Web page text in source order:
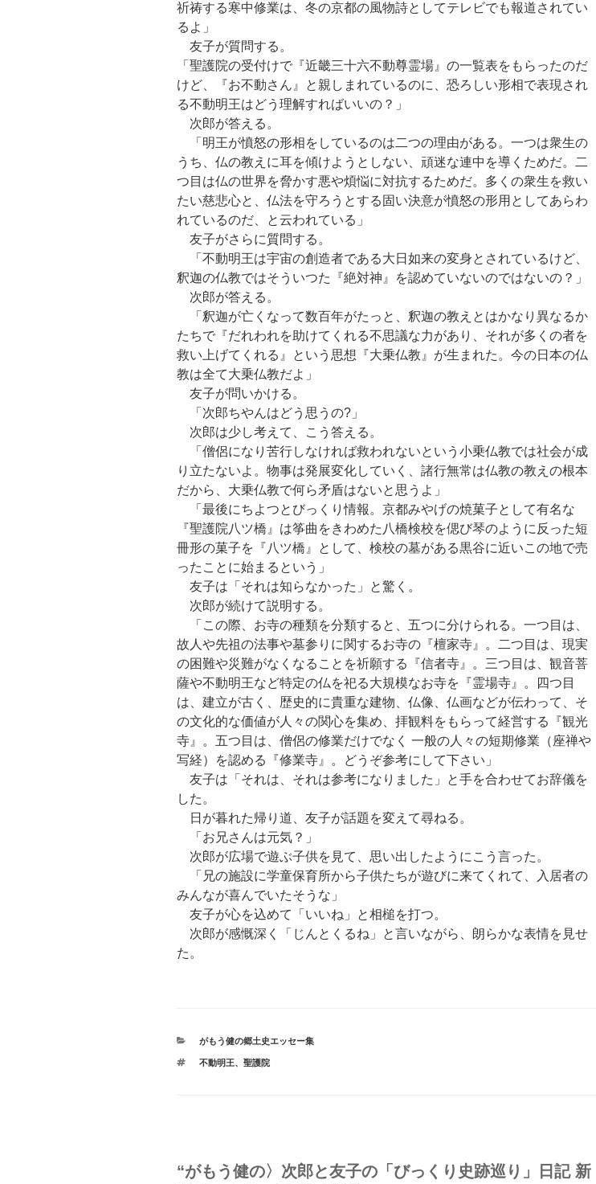
祈祷する寒中修業は、冬の京都の風物詩としてテレビでも報道されてい
るよ」
友子が質問する。
「聖護院の受付けで『近畿三十六不動尊霊場』の一覧表をもらったのだ
けど、『お不動さん』と親しまれているのに、恐ろしい形相で表現され
る不動明王はどう理解すればいいの？」
次郎が答える。
「明王が憤怒の形相をしているのは二つの理由がある。一つは衆生の
うち、仏の教えに耳を傾けようとしない、頑迷な連中を導くためだ。二
つ目は仏の世界を脅かす悪や煩悩に対抗するためだ。多くの衆生を救い
たい慈悲心と、仏法を守ろうとする固い決意が憤怒の形用としてあらわ
れているのだ、と云われている」
友子がさらに質問する。
「不動明王は宇宙の創造者である大日如来の変身とされているけど、
釈迦の仏教ではそういつた『絶対神』を認めていないのではないの？」
次郎が答える。
「釈迦が亡くなって数百年がたっと、釈迦の教えとはかなり異なるか
たちで『だれわれを助けてくれる不思議な力があり、それが多くの者を
救い上げてくれる』という思想『大乗仏教』が生まれた。今の日本の仏
教は全て大乗仏教だよ」
友子が問いかける。
「次郎ちやんはどう思うの?」
次郎は少し考えて、こう答える。
「僧侶になり苦行しなければ救われないという小乗仏教では社会が成
り立たないよ。物事は発展変化していく、諸行無常は仏教の教えの根本
だから、大乗仏教で何ら矛盾はないと思うよ」
「最後にちよつとびっくり情報。京都みやげの焼菓子として有名な
『聖護院八ツ橋』は筝曲をきわめた八橋検校を偲び琴のように反った短
冊形の菓子を『八ツ橋』として、検校の墓がある黒谷に近いこの地で売
ったことに始まるという」
友子は「それは知らなかった」と驚く。
次郎が続けて説明する。
「この際、お寺の種類を分類すると、五つに分けられる。一つ目は、
故人や先祖の法事や墓参りに関するお寺の『檀家寺』。二つ目は、現実
の困難や災難がなくなることを祈願する『信者寺』。三つ目は、観音菩
薩や不動明王など特定の仏を祀る大規模なお寺を『霊場寺』。四つ目
は、建立が古く、歴史的に貴重な建物、仏像、仏画などが伝わって、そ
の文化的な価値が人々の関心を集め、拝観料をもらって経営する『観光
寺』。五つ目は、僧侶の修業だけでなく 一般の人々の短期修業（座禅や
写経）を認める『修業寺』。どうぞ参考にして下さい」
友子は「それは、それは参考になりました」と手を合わせてお辞儀を
した。
日が暮れた帰り道、友子が話題を変えて尋ねる。
「お兄さんは元気？」
次郎が広場で遊ぶ子供を見て、思い出したようにこう言った。
「兄の施設に学童保育所から子供たちが遊びに来てくれて、入居者の
みんなが喜んでいたそうな」
友子が心を込めて「いいね」と相槌を打つ。
次郎が感慨深く「じんとくるね」と言いながら、朗らかな表情を見せ
た。
カ
ゴ
がもう健の郷土史エッセー集
タ
不動明王、 聖護院
“がもう健の〉次郎と友子の「びっくり史跡巡り」日記 新